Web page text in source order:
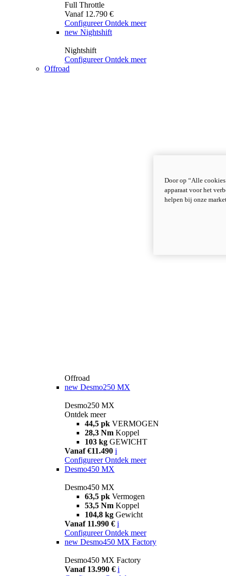
Full Throttle
Vanaf 12.790 €
Configureer Ontdek meer
new Nightshift
Nightshift
Configureer Ontdek meer
Offroad
Offroad
new Desmo250 MX
Desmo250 MX
Ontdek meer
44,5 pk VERMOGEN
28,3 Nm Koppel
103 kg GEWICHT
Vanaf €11.490 i
Configureer Ontdek meer
Desmo450 MX
Desmo450 MX
63,5 pk Vermogen
53,5 Nm Koppel
104,8 kg Gewicht
Vanaf 11.990 € i
Configureer Ontdek meer
new Desmo450 MX Factory
Desmo450 MX Factory
Vanaf 13.990 € i
Door op “Alle
apparaat voor het
helpen bij onze